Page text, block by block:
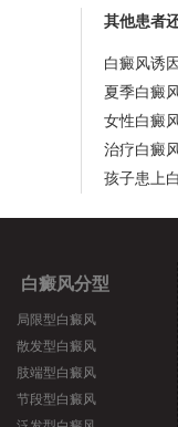
其他患者
白癜风诱
夏季白癜
女性白癜
治疗白癜
孩子患上
白癜风分型
局限型白癜风
散发型白癜风
肢端型白癜风
节段型白癜风